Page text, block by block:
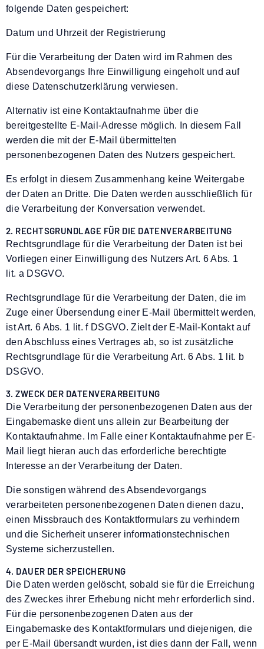
folgende Daten gespeichert:
Datum und Uhrzeit der Registrierung
Für die Verarbeitung der Daten wird im Rahmen des
Absendevorgangs Ihre Einwilligung eingeholt und auf
diese Datenschutzerklärung verwiesen.
Alternativ ist eine Kontaktaufnahme über die
bereitgestellte E-Mail-Adresse möglich. In diesem Fall
werden die mit der E-Mail übermittelten
personenbezogenen Daten des Nutzers gespeichert.
Es erfolgt in diesem Zusammenhang keine Weitergabe
der Daten an Dritte. Die Daten werden ausschließlich für
die Verarbeitung der Konversation verwendet.
2. RECHTSGRUNDLAGE FÜR DIE DATENVERARBEITUNG
Rechtsgrundlage für die Verarbeitung der Daten ist bei
Vorliegen einer Einwilligung des Nutzers Art. 6 Abs. 1
lit. a DSGVO.
Rechtsgrundlage für die Verarbeitung der Daten, die im
Zuge einer Übersendung einer E-Mail übermittelt werden,
ist Art. 6 Abs. 1 lit. f DSGVO. Zielt der E-Mail-Kontakt auf
den Abschluss eines Vertrages ab, so ist zusätzliche
Rechtsgrundlage für die Verarbeitung Art. 6 Abs. 1 lit. b
DSGVO.
3. ZWECK DER DATENVERARBEITUNG
Die Verarbeitung der personenbezogenen Daten aus der
Eingabemaske dient uns allein zur Bearbeitung der
Kontaktaufnahme. Im Falle einer Kontaktaufnahme per E-
Mail liegt hieran auch das erforderliche berechtigte
Interesse an der Verarbeitung der Daten.
Die sonstigen während des Absendevorgangs
verarbeiteten personenbezogenen Daten dienen dazu,
einen Missbrauch des Kontaktformulars zu verhindern
und die Sicherheit unserer informationstechnischen
Systeme sicherzustellen.
4. DAUER DER SPEICHERUNG
Die Daten werden gelöscht, sobald sie für die Erreichung
des Zweckes ihrer Erhebung nicht mehr erforderlich sind.
Für die personenbezogenen Daten aus der
Eingabemaske des Kontaktformulars und diejenigen, die
per E-Mail übersandt wurden, ist dies dann der Fall, wenn